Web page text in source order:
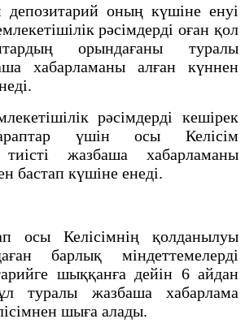
оның күшіне енуі
рәсімдерді оған қол
орындағаны туралы
хабарламаны алған күннен
рәсімдерді кешірек
үшін осы Келісім
тиісті жазбаша хабарламаны
бастап күшіне енеді.
Келісімнің қолданылуы
барлық міндеттемелерді
шыққанға дейін 6 айдан
туралы жазбаша хабарлама
шыға алады.